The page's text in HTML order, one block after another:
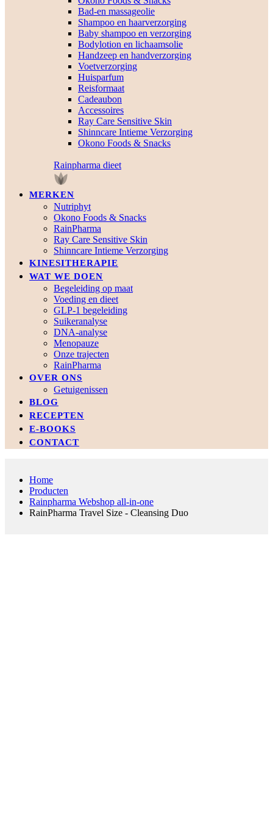
Bad-en massageolie
Shampoo en haarverzorging
Baby shampoo en verzorging
Bodylotion en lichaamsolie
Handzeep en handverzorging
Voetverzorging
Huisparfum
Reisformaat
Cadeaubon
Accessoires
Ray Care Sensitive Skin
Shinncare Intieme Verzorging
Okono Foods & Snacks
Rainpharma dieet
MERKEN
Nutriphyt
Okono Foods & Snacks
RainPharma
Ray Care Sensitive Skin
Shinncare Intieme Verzorging
KINESITHERAPIE
WAT WE DOEN
Begeleiding op maat
Voeding en dieet
GLP-1 begeleiding
Suikeranalyse
DNA-analyse
Menopauze
Onze trajecten
RainPharma
OVER ONS
Getuigenissen
BLOG
RECEPTEN
E-BOOKS
CONTACT
Home
Producten
Rainpharma Webshop all-in-one
RainPharma Travel Size - Cleansing Duo